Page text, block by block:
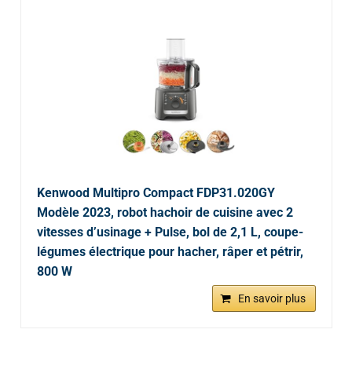
Kenwood Multipro Compact FDP31.020GY
Modèle 2023, robot hachoir de cuisine avec 2
vitesses d’usinage + Pulse, bol de 2,1 L, coupe-
légumes électrique pour hacher, râper et pétrir,
800 W
En savoir plus